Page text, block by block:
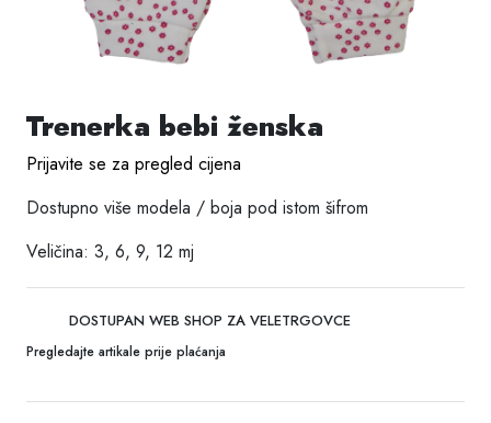
Trenerka bebi ženska
Prijavite se za pregled cijena
Dostupno više modela / boja pod istom šifrom
Veličina: 3, 6, 9, 12 mj
DOSTUPAN WEB SHOP ZA VELETRGOVCE
Pregledajte artikale prije plaćanja